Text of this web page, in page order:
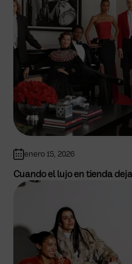
enero 15, 2026
Cuando el lujo en tienda